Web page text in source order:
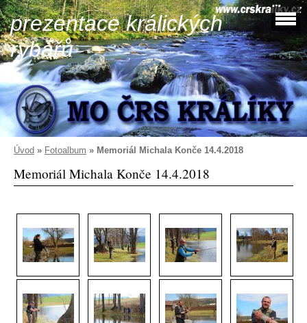
prezentace králických
rybářů
Úvod » Fotoalbum » Memoriál Michala Konče 14.4.2018
Memoriál Michala Konče 14.4.2018